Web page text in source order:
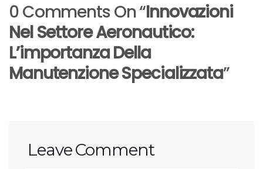
0 Comments On “Innovazioni
Nel Settore Aeronautico:
L’importanza Della
Manutenzione Specializzata”
Leave Comment